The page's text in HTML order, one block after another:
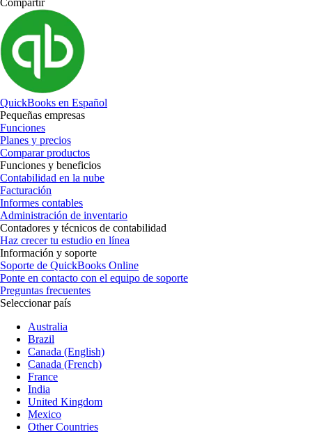
Compartir
QuickBooks en Español
Pequeñas empresas
Funciones
Planes y precios
Comparar productos
Funciones y beneficios
Contabilidad en la nube
Facturación
Informes contables
Administración de inventario
Contadores y técnicos de contabilidad
Haz crecer tu estudio en línea
Información y soporte
Soporte de QuickBooks Online
Ponte en contacto con el equipo de soporte
Preguntas frecuentes
Seleccionar país
Australia
Brazil
Canada (English)
Canada (French)
France
India
United Kingdom
Mexico
Other Countries